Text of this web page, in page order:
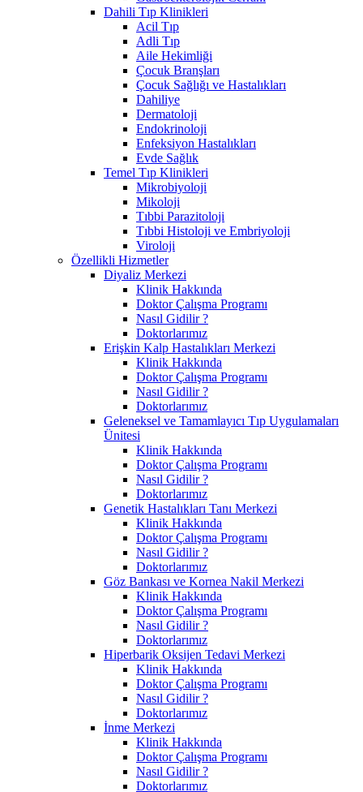
Dahili Tıp Klinikleri
Acil Tıp
Adli Tıp
Aile Hekimliği
Çocuk Branşları
Çocuk Sağlığı ve Hastalıkları
Dahiliye
Dermatoloji
Endokrinoloji
Enfeksiyon Hastalıkları
Evde Sağlık
Temel Tıp Klinikleri
Mikrobiyoloji
Mikoloji
Tıbbi Parazitoloji
Tıbbi Histoloji ve Embriyoloji
Viroloji
Özellikli Hizmetler
Diyaliz Merkezi
Klinik Hakkında
Doktor Çalışma Programı
Nasıl Gidilir ?
Doktorlarımız
Erişkin Kalp Hastalıkları Merkezi
Klinik Hakkında
Doktor Çalışma Programı
Nasıl Gidilir ?
Doktorlarımız
Geleneksel ve Tamamlayıcı Tıp Uygulamaları
Ünitesi
Klinik Hakkında
Doktor Çalışma Programı
Nasıl Gidilir ?
Doktorlarımız
Genetik Hastalıkları Tanı Merkezi
Klinik Hakkında
Doktor Çalışma Programı
Nasıl Gidilir ?
Doktorlarımız
Göz Bankası ve Kornea Nakil Merkezi
Klinik Hakkında
Doktor Çalışma Programı
Nasıl Gidilir ?
Doktorlarımız
Hiperbarik Oksijen Tedavi Merkezi
Klinik Hakkında
Doktor Çalışma Programı
Nasıl Gidilir ?
Doktorlarımız
İnme Merkezi
Klinik Hakkında
Doktor Çalışma Programı
Nasıl Gidilir ?
Doktorlarımız